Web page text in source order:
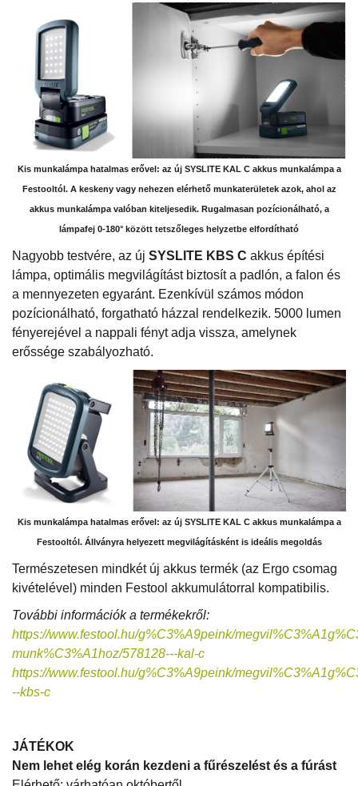
Kis munkalámpa hatalmas erővel: az új SYSLITE KAL C akkus munkalámpa a
Festooltól. A keskeny vagy nehezen elérhető munkaterületek azok, ahol az
akkus munkalámpa valóban kiteljesedik. Rugalmasan pozícionálható, a
lámpafej 0-180° között tetszőleges helyzetbe elfordítható
Nagyobb testvére, az új SYSLITE KBS C akkus építési
lámpa, optimális megvilágítást biztosít a padlón, a falon és
a mennyezeten egyaránt. Ezenkívül számos módon
pozícionálható, forgatható házzal rendelkezik. 5000 lumen
fényerejével a nappali fényt adja vissza, amelynek
erőssége szabályozható.
Kis munkalámpa hatalmas erővel: az új SYSLITE KAL C akkus munkalámpa a
Festooltól. Állványra helyezett megvilágításként is ideális megoldás
Természetesen mindkét új akkus termék (az Ergo csomag
kivételével) minden Festool akkumulátorral kompatibilis.
További információk a termékekről:
https://www.festool.hu/g%C3%A9peink/
munk%C3%A1hoz/578128---kal-c
https://www.festool.hu/g%C3%A9peink/
--kbs-c
JÁTÉKOK
Nem lehet elég korán kezdeni a fűrészelést és a fúrást